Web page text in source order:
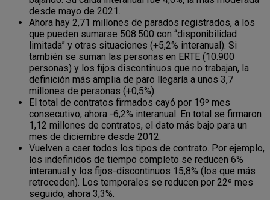
desde mayo de 2021.
Ahora hay 2,71 millones de parados registrados, a los
que pueden sumarse 508.500 con “disponibilidad
limitada” y otras situaciones (+5,2% interanual). Si
también se suman las personas en ERTE (10.900
personas) y los fijos discontinuos que no trabajan, la
definición más amplia de paro llegaría a unos 3,7
millones de personas (+0,5%).
El total de contratos firmados cayó por 19º mes
consecutivo, ahora -6,2% interanual. En total se firmaron
1,12 millones de contratos, el dato más bajo para un
mes de diciembre desde 2012.
Vuelven a caer todos los tipos de contrato. Por ejemplo,
los indefinidos de tiempo completo se reducen 6%
interanual y los fijos-discontinuos 15,8% (los que más
retroceden). Los temporales se reducen por 22º mes
seguido; ahora 3,3%.